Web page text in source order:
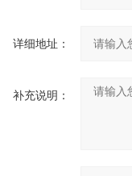
详细地址：
补充说明：